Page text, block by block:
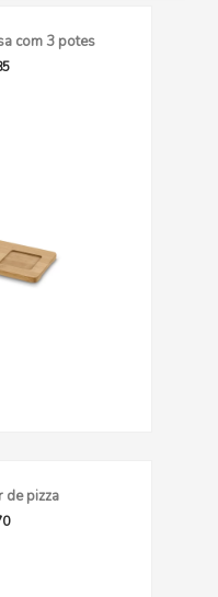
com 3 potes
de pizza